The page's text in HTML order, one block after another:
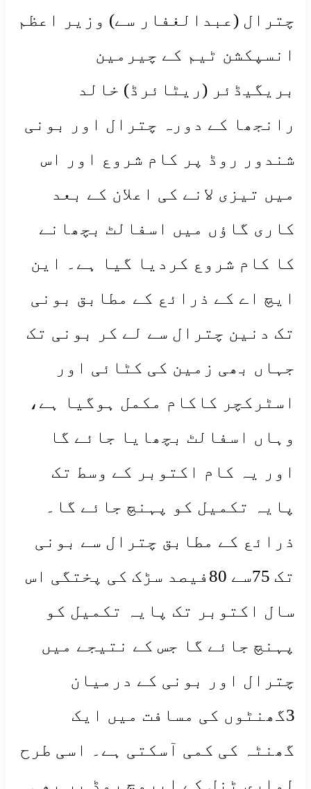
چترال (عبدالغفار سے) وزیر اعظم
انسپکشن ٹیم کے چیرمین
بریگیڈئر (ریٹائرڈ) خالد
رانجھا کے دورہ چترال اور بونی
شندور روڈ پر کام شروع اور اس
میں تیزی لانے کی اعلان کے بعد
کاری گاؤں میں اسفالٹ بچھانے
کا کام شروع کردیا گیا ہے۔ این
ایچ اے کے ذرائع کے مطابق بونی
تک دنین چترال سے لے کر بونی تک
جہاں بھی زمین کی کٹائی اور
اسٹرکچر کاکام مکمل ہوگیا ہے،
وہاں اسفالٹ بچھایا جائے گا
اور یہ کام اکتوبر کے وسط تک
پایہ تکمیل کو پہنچ جائے گا۔
ذرائع کے مطابق چترال سے بونی
تک 75سے 80فیصد سڑک کی پختگی اس
سال اکتوبر تک پایہ تکمیل کو
پہنچ جائے گا جس کے نتیجے میں
چترال اور بونی کے درمیان
3گھنٹوں کی مسافت میں ایک
گھنٹہ کی کمی آسکتی ہے۔ اسی طرح
لواری ٹنل کے اپروچ روڈ پر بھی